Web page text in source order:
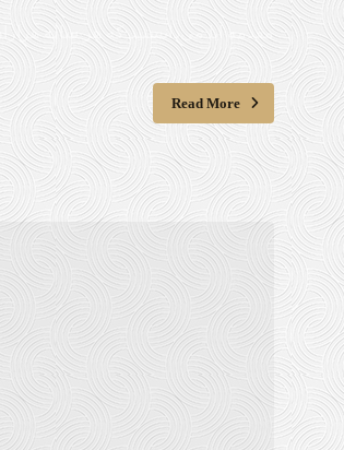
مقدمه آیا می‌دانستید که هر ساله
Read More